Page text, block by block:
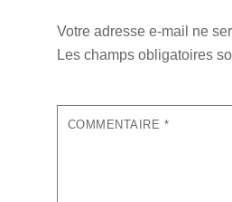
Votre adresse e-mail ne
Les champs obligatoires
COMMENTAIRE *